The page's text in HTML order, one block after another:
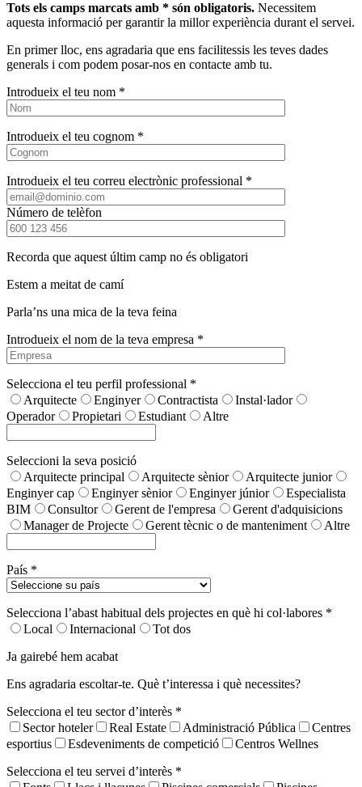
Tots els camps marcats amb * són obligatoris. Necessitem
aquesta informació per garantir la millor experiència durant el servei.
En primer lloc, ens agradaria que ens facilitessis les teves dades
generals i com podem posar-nos en contacte amb tu.
Introdueix el teu nom *
Introdueix el teu cognom *
Introdueix el teu correu electrònic professional *
Número de telèfon
Recorda que aquest últim camp no és obligatori
Estem a meitat de camí
Parla’ns una mica de la teva feina
Introdueix el nom de la teva empresa *
Selecciona el teu perfil professional *
Arquitecte
Enginyer Contractista
Instal·lador
Operador
Propietari Estudiant Altre
Seleccioni la seva posició
Arquitecte principal
Arquitecte sènior
Arquitecte junior
Enginyer cap
Enginyer sènior Enginyer júnior
Especialista
BIM
Consultor Gerent de l'empresa
Gerent d'adquisicions
Manager de Projecte
Gerent tècnic o de manteniment Altre
País *
Selecciona l’abast habitual dels projectes en què hi col·labores *
Local
Internacional
Tot dos
Ja gairebé hem acabat
Ens agradaria escoltar-te. Què t’interessa i què necessites?
Selecciona el teu sector d’interès *
Sector hoteler
Real Estate Administració Pública
Centres
esportius
Esdeveniments de competició
Centros Wellnes
Selecciona el teu servei d’interès *